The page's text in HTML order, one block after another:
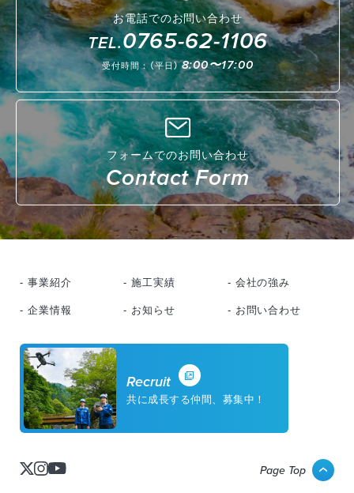
お電話でのお問い合わせ
TEL.0765-62-1106
受付時間：（平日） 8:00〜17:00
フォームでのお問い合わせ
Contact Form
- 事業紹介 - 施工実績 - 会社の強み
- 企業情報 - お知らせ - お問い合わせ
Recruit
共に成長する仲間、募集中！
Page Top